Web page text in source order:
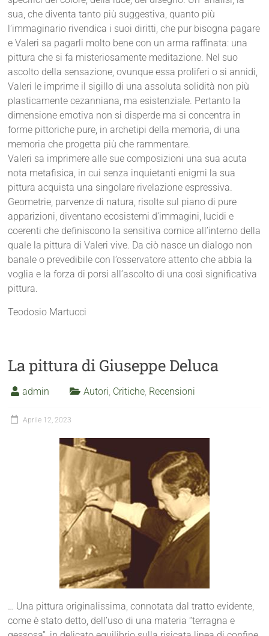
sua, che diventa tanto più suggestiva, quanto più
l’immaginario rivendica i suoi diritti, che pur bisogna pagare
e Valeri sa pagarli molto bene con un arma raffinata: una
pittura che si fa misteriosamente meditazione. Nel suo
ascolto della sensazione, ovunque essa proliferi o si annidi,
Valeri le imprime il sigillo di una assoluta solidità non più
plasticamente cezanniana, ma esistenziale. Pertanto la
dimensione emotiva non si disperde ma si concentra in
forme pittoriche pure, in archetipi della memoria, di una
memoria che progetta più che rammentare.
Valeri sa imprimere alle sue composizioni una sua acuta
nota metafisica, in cui senza inquietanti enigmi la sua
pittura acquista una singolare rivelazione espressiva.
Geometrie, parvenze di natura, risolte sul piano di pure
apparizioni, diventano ecosistemi d’immagini, lucidi e
coerenti che definiscono la sensitiva cornice all’interno della
quale la pittura di Valeri vive. Da ciò nasce un dialogo non
banale o prevedibile con l’osservatore attento che abbia la
voglia e la forza di porsi all’ascolto di una così significativa
pittura.
Teodosio Martucci
La pittura di Giuseppe Deluca
admin Autori, Critiche, Recensioni
Aprile 12, 2023
… Una pittura originalissima, connotata dal tratto evidente,
come è stato detto, dell’uso di una materia “terragna e